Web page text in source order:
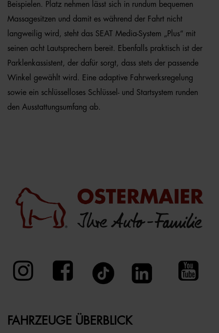
Beispielen. Platz nehmen lässt sich in rundum bequemen
Massagesitzen und damit es während der Fahrt nicht
langweilig wird, steht das SEAT Media-System „Plus“ mit
seinen acht Lautsprechern bereit. Ebenfalls praktisch ist der
Parklenkassistent, der dafür sorgt, dass stets der passende
Winkel gewählt wird. Eine adaptive Fahrwerksregelung
sowie ein schlüsselloses Schlüssel- und Startsystem runden
den Ausstattungsumfang ab.
FAHRZEUGE ÜBERBLICK